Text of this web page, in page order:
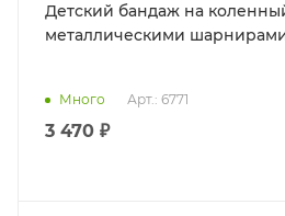
Детский бандаж на
Много Арт.: 6771
3 470 ₽